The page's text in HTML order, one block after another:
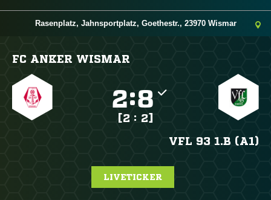
Rasenplatz, Jahnsportplatz, Goethestr., 23970 Wismar
FC ANKER WISMAR
:
[2 : 2]
VFL 93 1.B (A1)
LIVETICKER